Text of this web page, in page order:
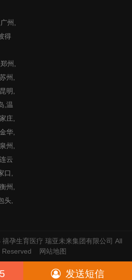
州,
得
州,
州,
明,
,温
庄,
华,
州,
云
口,
州,
头,
禧孕生育医疗 瑞亚未来集团有限公司 All
Reserved
网站地图
发送短信